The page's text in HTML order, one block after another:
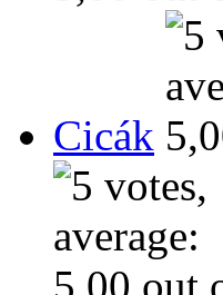
Cicák